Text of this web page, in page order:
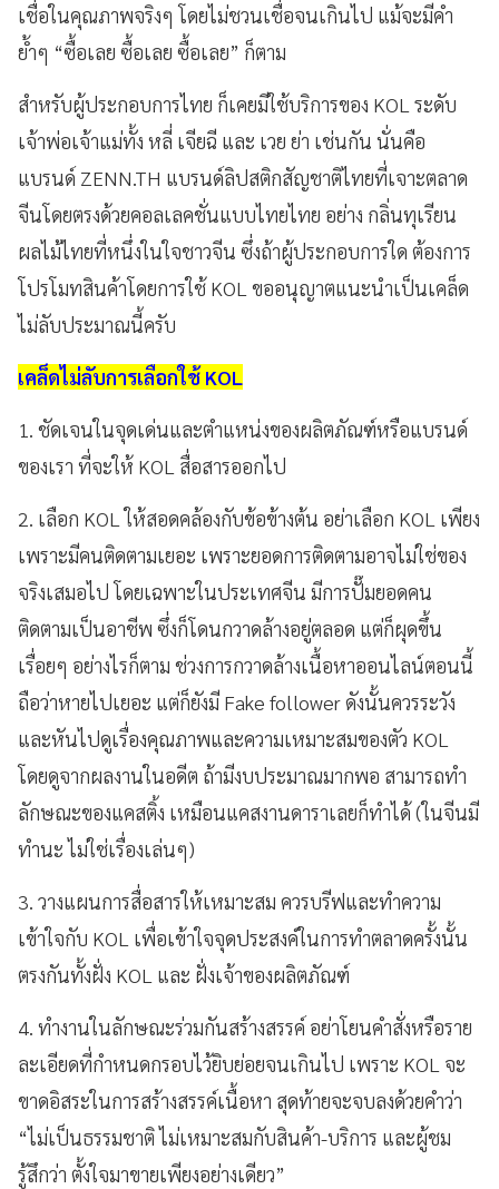
เชื่อในคุณภาพจริงๆ โดยไม่ชวนเชื่อจนเกินไป แม้จะมีคำ
ย้ำๆ “ซื้อเลย ซื้อเลย ซื้อเลย” ก็ตาม
สำหรับผู้ประกอบการไทย ก็เคยมีใช้บริการของ KOL ระดับ
เจ้าพ่อเจ้าแม่ทั้ง หลี่ เจียฉี และ เวย ย่า เช่นกัน นั่นคือ
แบรนด์ ZENN.TH แบรนด์ลิปสติกสัญชาติไทยที่เจาะตลาด
จีนโดยตรงด้วยคอลเลคชั่นแบบไทยไทย อย่าง กลิ่นทุเรียน
ผลไม้ไทยที่หนึ่งในใจชาวจีน ซึ่งถ้าผู้ประกอบการใด ต้องการ
โปรโมทสินค้าโดยการใช้ KOL ขออนุญาตแนะนำเป็นเคล็ด
ไม่ลับประมาณนี้ครับ
เคล็ดไม่ลับการเลือกใช้ KOL
1. ชัดเจนในจุดเด่นและตำแหน่งของผลิตภัณฑ์หรือแบรนด์
ของเรา ที่จะให้ KOL สื่อสารออกไป
2. เลือก KOL ให้สอดคล้องกับข้อข้างต้น อย่าเลือก KOL เพียง
เพราะมีคนติดตามเยอะ เพราะยอดการติดตามอาจไม่ใช่ของ
จริงเสมอไป โดยเฉพาะในประเทศจีน มีการปั๊มยอดคน
ติดตามเป็นอาชีพ ซึ่งก็โดนกวาดล้างอยู่ตลอด แต่ก็ผุดขึ้น
เรื่อยๆ อย่างไรก็ตาม ช่วงการกวาดล้างเนื้อหาออนไลน์ตอนนี้
ถือว่าหายไปเยอะ แต่ก็ยังมี Fake follower ดังนั้นควรระวัง
และหันไปดูเรื่องคุณภาพและความเหมาะสมของตัว KOL
โดยดูจากผลงานในอดีต ถ้ามีงบประมาณมากพอ สามารถทำ
ลักษณะของแคสติ้ง เหมือนแคสงานดาราเลยก็ทำได้ (ในจีนมี
ทำนะ ไม่ใช่เรื่องเล่นๆ)
3. วางแผนการสื่อสารให้เหมาะสม ควรบรีฟและทำความ
เข้าใจกับ KOL เพื่อเข้าใจจุดประสงค์ในการทำตลาดครั้งนั้น
ตรงกันทั้งฝั่ง KOL และ ฝั่งเจ้าของผลิตภัณฑ์
4. ทำงานในลักษณะร่วมกันสร้างสรรค์ อย่าโยนคำสั่งหรือราย
ละเอียดที่กำหนดกรอบไว้ยิบย่อยจนเกินไป เพราะ KOL จะ
ขาดอิสระในการสร้างสรรค์เนื้อหา สุดท้ายจะจบลงด้วยคำว่า
“ไม่เป็นธรรมชาติ ไม่เหมาะสมกับสินค้า-บริการ และผู้ชม
รู้สึกว่า ตั้งใจมาขายเพียงอย่างเดียว”